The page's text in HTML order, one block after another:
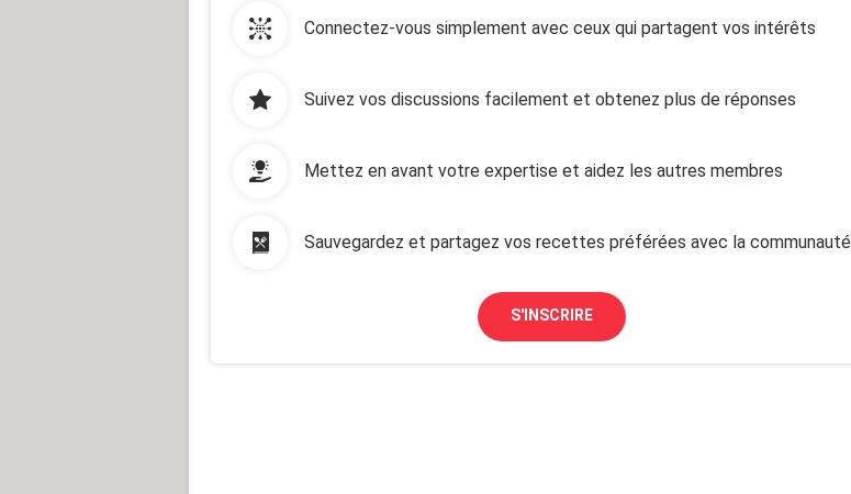
Connectez-vous simplement avec ceux qui partagent vos intérêts
Suivez vos discussions facilement et obtenez plus de réponses
Mettez en avant votre expertise et aidez les autres membres
Sauvegardez et partagez vos recettes préférées avec la communauté
S'INSCRIRE